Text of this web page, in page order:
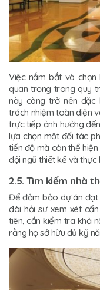
Việc nắm bắt và
quan trọng trong quy
này càng trở nên đặc
trách nhiệm toàn diện
trực tiếp ảnh hưởng
lựa chọn một đối tác
tiến độ mà còn thể
đội ngũ thiết kế và thực
2.5. Tìm kiếm nhà
Để đảm bảo dự án đạt
đòi hỏi sự xem xét
tiên, cần kiểm tra khả
rằng họ sở hữu đủ kỹ